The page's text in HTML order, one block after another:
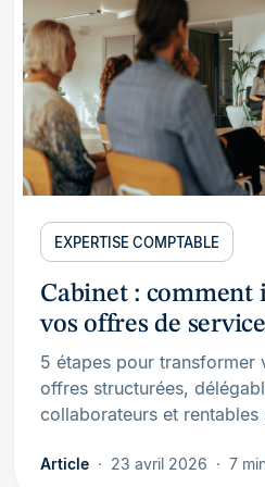
EXPERTISE COMPTABLE
Cabinet :
vos offres de
5 étapes pour transformer
offres structurées,
collaborateurs et rentables
Article 23 avril 2026 7